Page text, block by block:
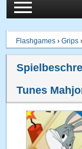
Flashgames ›Grips ›
Tunes